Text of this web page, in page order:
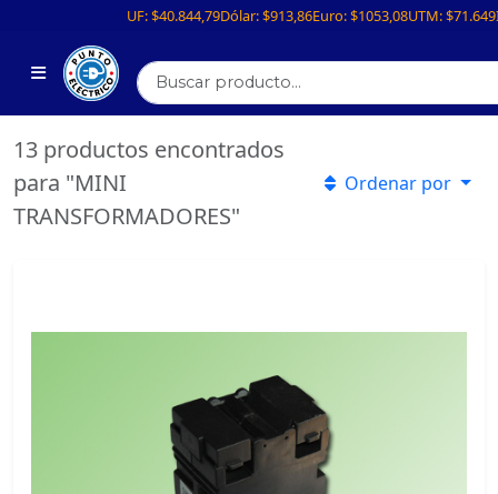
UF:$40.844,79Dólar:$913,86Euro:$1053,08UTM:$71.649
13 productos encontrados
para "MINI
TRANSFORMADORES"
Ordenar por